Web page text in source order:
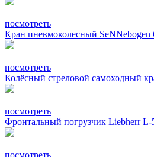
посмотреть
Кран пневмоколесный SeNNebogen
посмотреть
Колёсный стреловой самоходный
посмотреть
Фронтальный погрузчик Liebherr L-
посмотреть